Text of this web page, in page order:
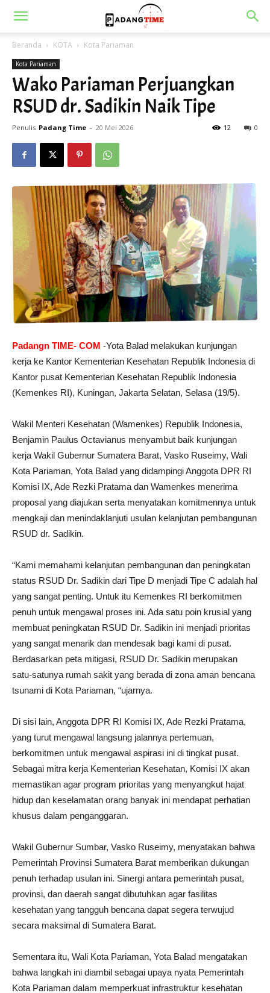
Beranda KOTA Kota Pariaman
Kota Pariaman
Wako Pariaman Perjuangkan
RSUD dr. Sadikin Naik Tipe
Penulis Padang Time - 20 Mei 2026 0
12
Padangn TIME- COM -Yota Balad melakukan kunjungan
kerja ke Kantor Kementerian Kesehatan Republik Indonesia di
Kantor pusat Kementerian Kesehatan Republik Indonesia
(Kemenkes RI), Kuningan, Jakarta Selatan, Selasa (19/5).
Wakil Menteri Kesehatan (Wamenkes) Republik Indonesia,
Benjamin Paulus Octavianus menyambut baik kunjungan
kerja Wakil Gubernur Sumatera Barat, Vasko Ruseimy, Wali
Kota Pariaman, Yota Balad yang didampingi Anggota DPR RI
Komisi IX, Ade Rezki Pratama dan Wamenkes menerima
proposal yang diajukan serta menyatakan komitmennya untuk
mengkaji dan menindaklanjuti usulan kelanjutan pembangunan
RSUD dr. Sadikin.
“Kami memahami kelanjutan pembangunan dan peningkatan
status RSUD Dr. Sadikin dari Tipe D menjadi Tipe C adalah hal
yang sangat penting. Untuk itu Kemenkes RI berkomitmen
penuh untuk mengawal proses ini. Ada satu poin krusial yang
membuat peningkatan RSUD Dr. Sadikin ini menjadi prioritas
yang sangat menarik dan mendesak bagi kami di pusat.
Berdasarkan peta mitigasi, RSUD Dr. Sadikin merupakan
satu-satunya rumah sakit yang berada di zona aman bencana
tsunami di Kota Pariaman, “ujarnya.
Di sisi lain, Anggota DPR RI Komisi IX, Ade Rezki Pratama,
yang turut mengawal langsung jalannya pertemuan,
berkomitmen untuk mengawal aspirasi ini di tingkat pusat.
Sebagai mitra kerja Kementerian Kesehatan, Komisi IX akan
memastikan agar program prioritas yang menyangkut hajat
hidup dan keselamatan orang banyak ini mendapat perhatian
khusus dalam penganggaran.
Wakil Gubernur Sumbar, Vasko Ruseimy, menyatakan bahwa
Pemerintah Provinsi Sumatera Barat memberikan dukungan
penuh terhadap usulan ini. Sinergi antara pemerintah pusat,
provinsi, dan daerah sangat dibutuhkan agar fasilitas
kesehatan yang tangguh bencana dapat segera terwujud
secara maksimal di Sumatera Barat.
Sementara itu, Wali Kota Pariaman, Yota Balad mengatakan
bahwa langkah ini diambil sebagai upaya nyata Pemerintah
Kota Pariaman dalam memperkuat infrastruktur kesehatan